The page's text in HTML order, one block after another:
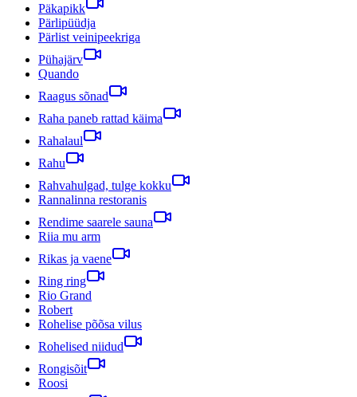
Päkapikk
Pärlipüüdja
Pärlist veinipeekriga
Pühajärv
Quando
Raagus sõnad
Raha paneb rattad käima
Rahalaul
Rahu
Rahvahulgad, tulge kokku
Rannalinna restoranis
Rendime saarele sauna
Riia mu arm
Rikas ja vaene
Ring ring
Rio Grand
Robert
Rohelise põõsa vilus
Rohelised niidud
Rongisõit
Roosi